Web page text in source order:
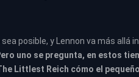
posible, y Lennon va más allá
uno se pregunta, en estos
Littlest Reich cómo el